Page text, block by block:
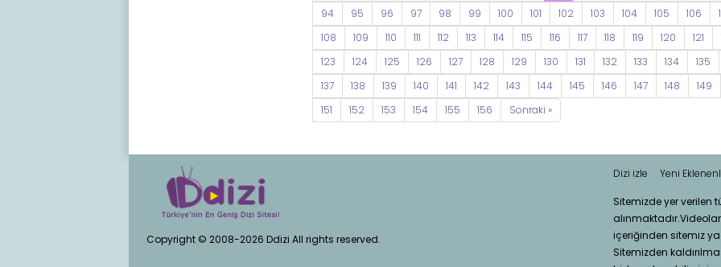
94
95 96 97 98 99 100 101 102 103 104 105 106
108
109 110 111 112 113 114 115 116 117 118 119 120 121
123
124 125 126 127 128 129 130 131 132 133 134 135
137
138 139 140 141 142 143 144 145 146 147 148 149
151
152 153 154 155 156 Sonraki »
Copyright © 2008-2026 Ddizi All rights reserved.
Dizi izle Yeni
Sitemizde yer verilen
içeriğinden sitemiz
Sitemizden